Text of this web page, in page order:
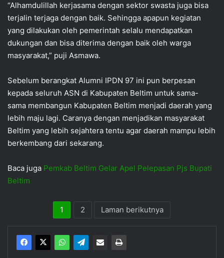
“Alhamdulillah kerjasama dengan sektor swasta juga bisa
terjalin terjaga dengan baik. Sehingga apapun kegiatan
yang dilakukan oleh pemerintah selalu mendapatkan
dukungan dan bisa diterima dengan baik oleh warga
masyarakat,” puji Asmawa.
Sebelum berangkat Alumni IPDN 97 ini pun berpesan
kepada seluruh ASN di Kabupaten Beltim untuk sama-
sama membangun Kabupaten Beltim menjadi daerah yang
lebih maju lagi. Caranya dengan menjadikan masyarakat
Beltim yang lebih sejahtera tentu agar daerah mampu lebih
berkembang dari sekarang.
Baca juga Pemkab Beltim Gelar Apel Pelepasan Pjs Bupati
Beltim
1 2 Laman berikutnya